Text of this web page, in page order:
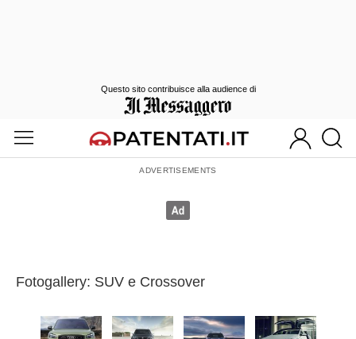
Fotogallery: SUV e Crossover
Questo sito contribuisce alla audience di